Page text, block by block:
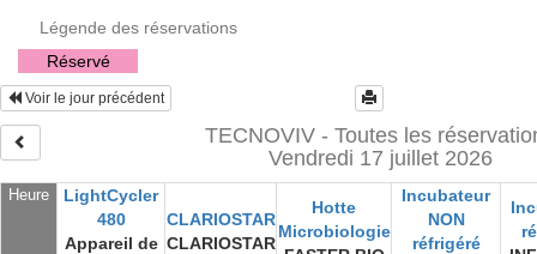
Légende des réservations
Réservé
Voir le jour précédent
TECNOVIV - Toutes les
Vendredi 17 juillet 2026
Heure
LightCycler
480
Appareil de
CLARIOSTAR
CLARIOSTAR
Hotte
Microbiologie
Incubateur
NON
réfrigéré